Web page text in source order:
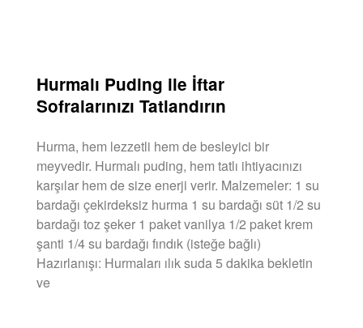
Hurmalı Puding ile İftar
Sofralarınızı Tatlandırın
Hurma, hem lezzetli hem de besleyici bir
meyvedir. Hurmalı puding, hem tatlı ihtiyacınızı
karşılar hem de size enerji verir. Malzemeler: 1 su
bardağı çekirdeksiz hurma 1 su bardağı süt 1/2 su
bardağı toz şeker 1 paket vanilya 1/2 paket krem
şanti 1/4 su bardağı fındık (isteğe bağlı)
Hazırlanışı: Hurmaları ılık suda 5 dakika bekletin
ve